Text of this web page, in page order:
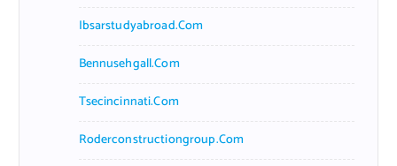
Ibsarstudyabroad.com
Bennusehgall.com
Tsecincinnati.com
Roderconstructiongroup.com